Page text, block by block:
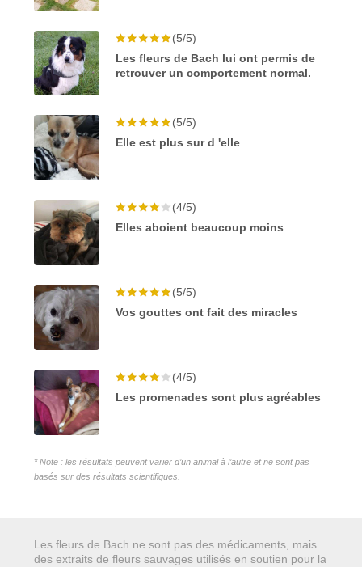
(5/5)
Les fleurs de Bach lui ont permis de
retrouver un comportement normal.
(5/5)
Elle est plus sur d 'elle
(4/5)
Elles aboient beaucoup moins
(5/5)
Vos gouttes ont fait des miracles
(4/5)
Les promenades sont plus agréables
* Note : les résultats peuvent varier d’un animal à l’autre et ne sont pas
basés sur des résultats scientifiques.
Les fleurs de Bach ne sont pas des médicaments, mais
des extraits de fleurs sauvages utilisés en soutien pour la